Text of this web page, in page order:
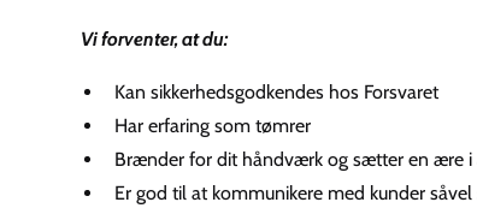
Vi forventer, at du:
Kan sikkerhedsgodkendes hos Forsvaret
Har erfaring som tømrer
Brænder for dit håndværk og sætter en ære i
Er god til at kommunikere med kunder